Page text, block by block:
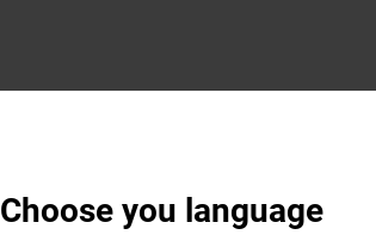
Choose you language